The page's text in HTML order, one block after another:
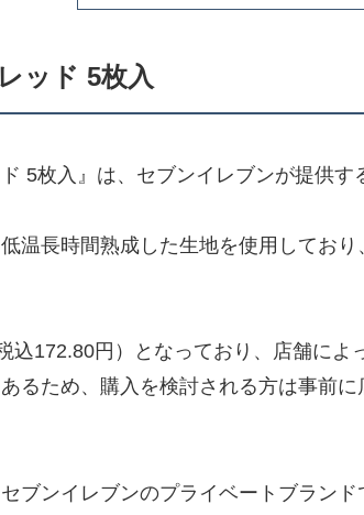
ッド 5枚入
ド 5枚入』は、セブンイレブンが提供す
温長時間熟成した生地を使用してお
込172.80円）となっており、店舗によ
るため、購入を検討される方は事前
ブンイレブンのプライベートブラン